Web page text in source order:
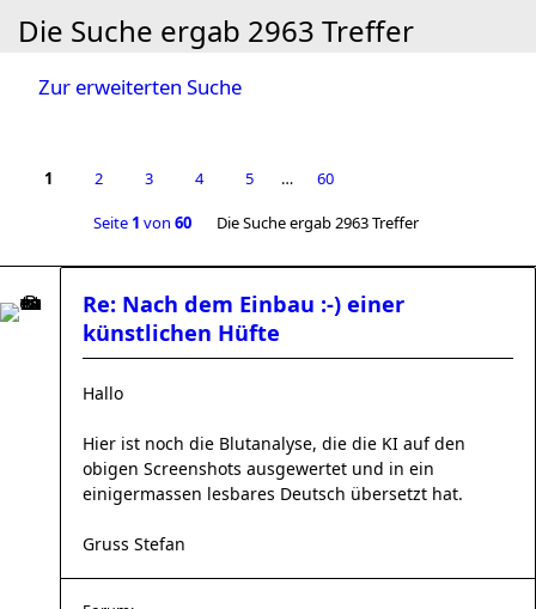
Die Suche ergab 2963 Treffer
Zur erweiterten Suche
1 2 3 4 5 … 60
Seite 1 von 60 Die Suche ergab 2963 Treffer
Re: Nach dem Einbau :-) einer
künstlichen Hüfte
Hallo
Hier ist noch die Blutanalyse, die die KI auf den
obigen Screenshots ausgewertet und in ein
einigermassen lesbares Deutsch übersetzt hat.
Gruss Stefan